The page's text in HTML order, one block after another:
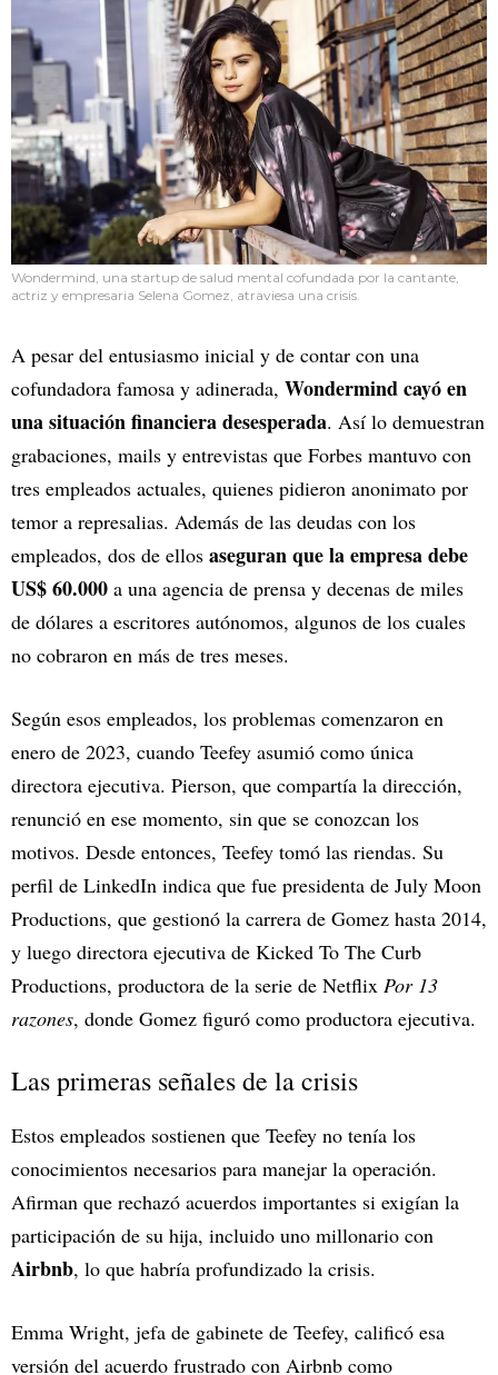
Wondermind, una startup de salud mental cofundada por la cantante,
actriz y empresaria Selena Gomez, atraviesa una crisis.
A pesar del entusiasmo inicial y de contar con una
cofundadora famosa y adinerada, Wondermind cayó en
una situación financiera desesperada. Así lo demuestran
grabaciones, mails y entrevistas que Forbes mantuvo con
tres empleados actuales, quienes pidieron anonimato por
temor a represalias. Además de las deudas con los
empleados, dos de ellos aseguran que la empresa debe
US$ 60.000 a una agencia de prensa y decenas de miles
de dólares a escritores autónomos, algunos de los cuales
no cobraron en más de tres meses.
Según esos empleados, los problemas comenzaron en
enero de 2023, cuando Teefey asumió como única
directora ejecutiva. Pierson, que compartía la dirección,
renunció en ese momento, sin que se conozcan los
motivos. Desde entonces, Teefey tomó las riendas. Su
perfil de LinkedIn indica que fue presidenta de July Moon
Productions, que gestionó la carrera de Gomez hasta 2014,
y luego directora ejecutiva de Kicked To The Curb
Productions, productora de la serie de Netflix Por 13
razones, donde Gomez figuró como productora ejecutiva.
Las primeras señales de la crisis
Estos empleados sostienen que Teefey no tenía los
conocimientos necesarios para manejar la operación.
Afirman que rechazó acuerdos importantes si exigían la
participación de su hija, incluido uno millonario con
Airbnb, lo que habría profundizado la crisis.
Emma Wright, jefa de gabinete de Teefey, calificó esa
versión del acuerdo frustrado con Airbnb como